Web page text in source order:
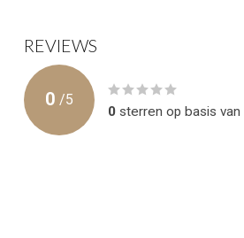
REVIEWS
0 /5
0 sterren op basis van